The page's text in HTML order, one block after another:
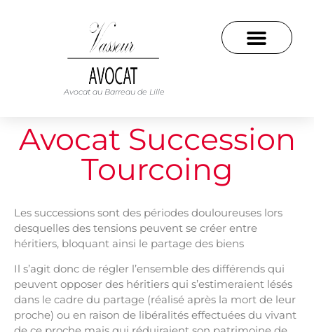
Avocat au Barreau de Lille
Avocat Succession
Tourcoing
Les successions sont des périodes douloureuses lors
desquelles des tensions peuvent se créer entre
héritiers, bloquant ainsi le partage des biens
Il s’agit donc de régler l’ensemble des différends qui
peuvent opposer des héritiers qui s’estimeraient lésés
dans le cadre du partage (réalisé après la mort de leur
proche) ou en raison de libéralités effectuées du vivant